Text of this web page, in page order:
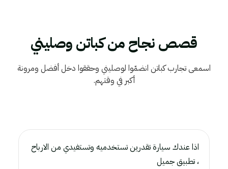
قصص نجاح من كباتن وصليني
اسمعى تجارب كباتن انضمّوا لوصليني وحققوا دخل أفضل ومرونة
أكبر في وقتهم.
اذا عندك سيارة تقدرين تستخدميه وتستفيدي من الارباح
، تطبيق جميل